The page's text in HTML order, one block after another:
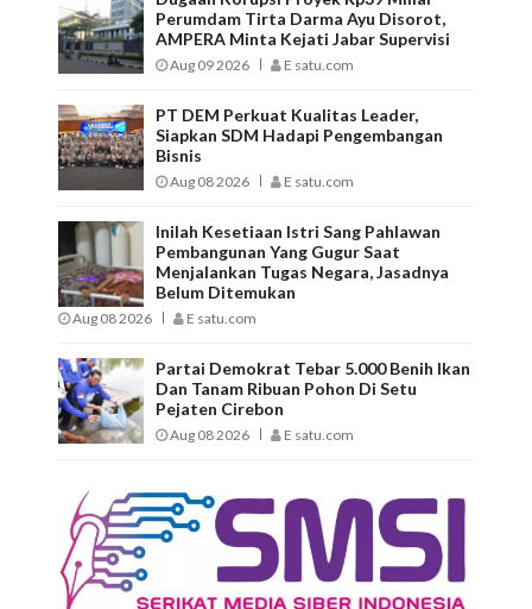
Perumdam Tirta Darma Ayu Disorot,
AMPERA Minta Kejati Jabar Supervisi
Aug 09 2026 E satu.com
PT DEM Perkuat Kualitas Leader,
Siapkan SDM Hadapi Pengembangan
Bisnis
Aug 08 2026 E satu.com
Inilah Kesetiaan Istri Sang Pahlawan
Pembangunan Yang Gugur Saat
Menjalankan Tugas Negara, Jasadnya
Belum Ditemukan
Aug 08 2026 E satu.com
Partai Demokrat Tebar 5.000 Benih Ikan
Dan Tanam Ribuan Pohon Di Setu
Pejaten Cirebon
Aug 08 2026 E satu.com